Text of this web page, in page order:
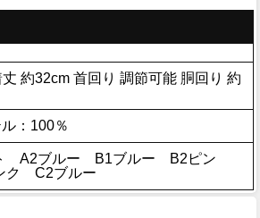
約32cm 首回り 調節可能 胴回り 約
：100％
A2ブルー B1ブルー B2ピン
ク C2ブルー